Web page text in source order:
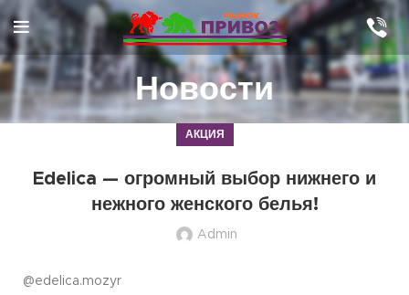
Новости
АКЦИЯ
Edelica — огромный выбор нижнего и
нежного женского белья!
Admin
@edelica.mozyr